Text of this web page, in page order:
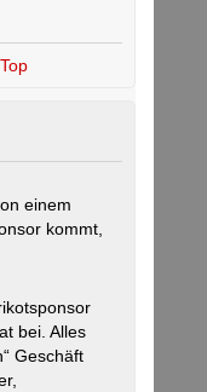
einem
kommt,
bei. Alles
Geschäft